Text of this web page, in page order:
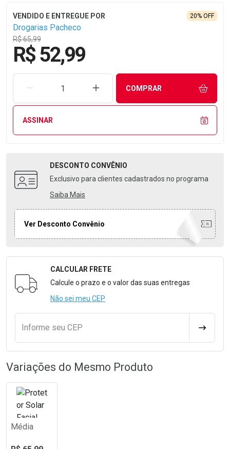
Drogarias Pacheco
R$ 65,99
20% OFF
R$ 52,99
REMOVER UMA UNIDADEAUMENTAR UMA UNIDADE
COMPRAR
ASSINAR
DESCONTO CONVÊNIO
Exclusivo para clientes cadastrados no programa
Saiba Mais
Ver Desconto Convênio
Formulário para Calcular o Frete
CALCULAR FRETE
Calcule o prazo e o valor das suas entregas
Não sei meu CEP
Informe seu CEP
Variações do Mesmo Produto
Média